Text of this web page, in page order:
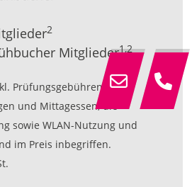
2
Mitglieder1,2
Prüfungsgebühren,
und Mittagessen, die
sowie WLAN-Nutzung und
im Preis inbegriffen.